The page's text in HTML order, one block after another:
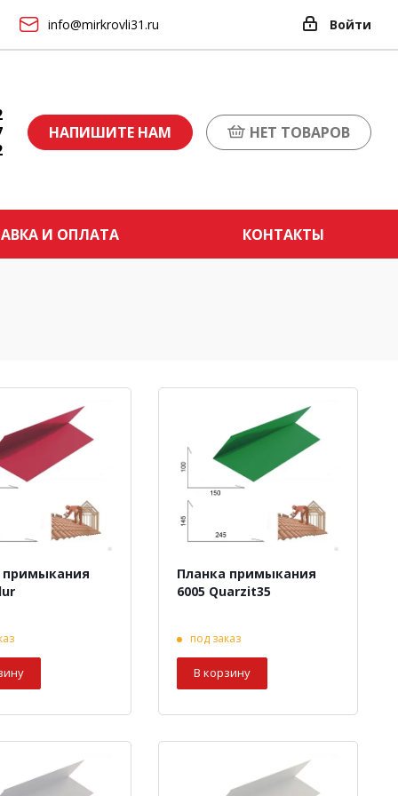
info@mirkrovli31.ru Войти
НАПИШИТЕ НАМ НЕТ ТОВАРОВ
И ОПЛАТА КОНТАКТЫ
примыкания
Планка примыкания
6005 Quarzit35
под заказ
В корзину